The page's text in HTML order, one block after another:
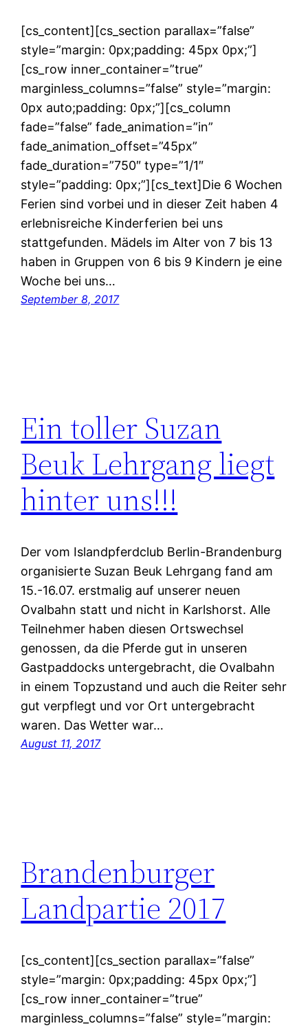
[cs_content][cs_section parallax=”false”
style=”margin: 0px;padding: 45px 0px;”]
[cs_row inner_container=”true”
marginless_columns=”false” style=”margin:
0px auto;padding: 0px;”][cs_column
fade=”false” fade_animation=”in”
fade_animation_offset=”45px”
fade_duration=”750″ type=”1/1″
style=”padding: 0px;”][cs_text]Die 6 Wochen
Ferien sind vorbei und in dieser Zeit haben 4
erlebnisreiche Kinderferien bei uns
stattgefunden. Mädels im Alter von 7 bis 13
haben in Gruppen von 6 bis 9 Kindern je eine
Woche bei uns…
September 8, 2017
Ein toller Suzan
Beuk Lehrgang liegt
hinter uns!!!
Der vom Islandpferdclub Berlin-Brandenburg
organisierte Suzan Beuk Lehrgang fand am
15.-16.07. erstmalig auf unserer neuen
Ovalbahn statt und nicht in Karlshorst. Alle
Teilnehmer haben diesen Ortswechsel
genossen, da die Pferde gut in unseren
Gastpaddocks untergebracht, die Ovalbahn
in einem Topzustand und auch die Reiter sehr
gut verpflegt und vor Ort untergebracht
waren. Das Wetter war…
August 11, 2017
Brandenburger
Landpartie 2017
[cs_content][cs_section parallax=”false”
style=”margin: 0px;padding: 45px 0px;”]
[cs_row inner_container=”true”
marginless_columns=”false” style=”margin: